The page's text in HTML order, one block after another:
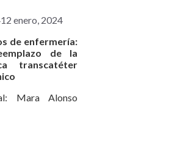
12 enero, 2024
de enfermería:
de la
transcatéter
Mara Alonso